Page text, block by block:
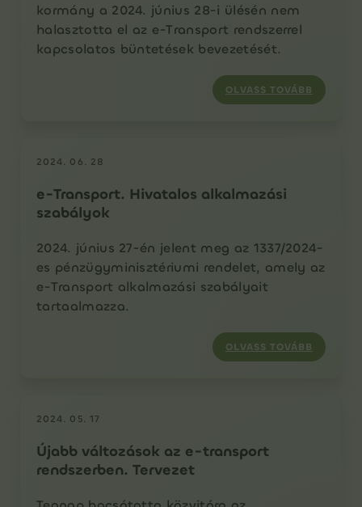
kormány a 2024. június 28-i ülésén nem
halasztotta el az e-Transport rendszerrel
kapcsolatos büntetések bevezetését.
OLVASS TOVÁBB
2024. 06. 28
e-Transport. Hivatalos alkalmazási
szabályok
2024. június 27-én jelent meg az 1337/2024-
es pénzügyminisztériumi rendelet, amely az
e-Transport alkalmazási szabályait
tartaalmazza.
OLVASS TOVÁBB
2024. 05. 17
Újabb változások az e-transport
rendszerben. Tervezet